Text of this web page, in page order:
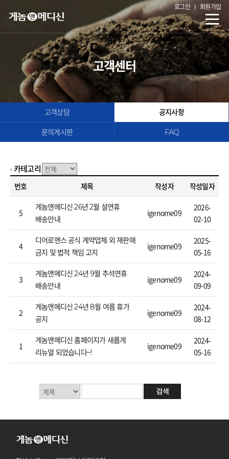
로그인 회원가입
고객센터
고객상담 공지사항
문의게시판 FAQ
카테고리
번호 제목 작성자 작성일자
5
게놈앤메디신 26년 2월 설연휴
배송안내
igenome09
2026-
02-10
4
디어로맨스 공식 계약업체 외 재판매
금지 및 법적 책임 고지
igenome09
2025-
05-16
3
게놈앤메디신 24년 9월 추석연휴
배송안내
igenome09
2024-
09-09
2
게놈앤메디신 24년 8월 여름 휴가
공지
igenome09
2024-
08-12
1
게놈앤메디신 홈페이지가 새롭게
리뉴얼 되었습니다~!
igenome09
2024-
05-16